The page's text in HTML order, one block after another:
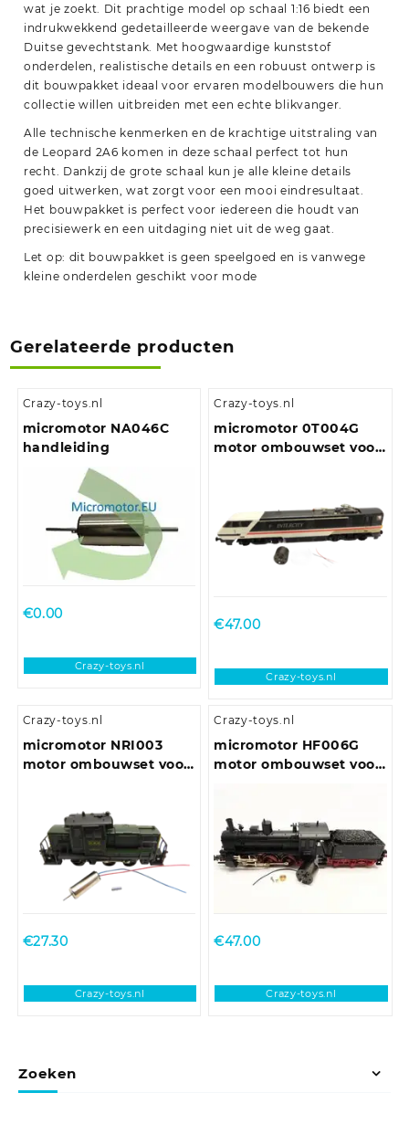
wat je zoekt. Dit prachtige model op schaal 1:16 biedt een
indrukwekkend gedetailleerde weergave van de bekende
Duitse gevechtstank. Met hoogwaardige kunststof
onderdelen, realistische details en een robuust ontwerp is
dit bouwpakket ideaal voor ervaren modelbouwers die hun
collectie willen uitbreiden met een echte blikvanger.
Alle technische kenmerken en de krachtige uitstraling van
de Leopard 2A6 komen in deze schaal perfect tot hun
recht. Dankzij de grote schaal kun je alle kleine details
goed uitwerken, wat zorgt voor een mooi eindresultaat.
Het bouwpakket is perfect voor iedereen die houdt van
precisiewerk en een uitdaging niet uit de weg gaat.
Let op: dit bouwpakket is geen speelgoed en is vanwege
kleine onderdelen geschikt voor mode
Gerelateerde producten
Crazy-toys.nl
micromotor NA046C
handleiding
€0.00
Crazy-toys.nl
Crazy-toys.nl
micromotor 0T004G
motor ombouwset voor
Class 86, Class 90, Class
91 , Class 110, Class 253 ,
Class 370 en andere
BO-BO locomotieven
€47.00
Crazy-toys.nl
Crazy-toys.nl
micromotor NRI003
motor ombouwset voor
€27.30
Crazy-toys.nl
Crazy-toys.nl
micromotor HF006G
motor ombouwset voor
€47.00
Crazy-toys.nl
Zoeken